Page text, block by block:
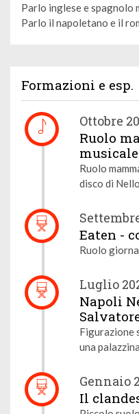
Parlo inglese e spagnolo
Parlo il napoletano e il
Formazioni e esp.
Ottobre
Ruolo
musicale
Ruolo
disco di
Eaten -
Ruolo
Luglio
Napoli
Figurazione
una
Gennaio
Il